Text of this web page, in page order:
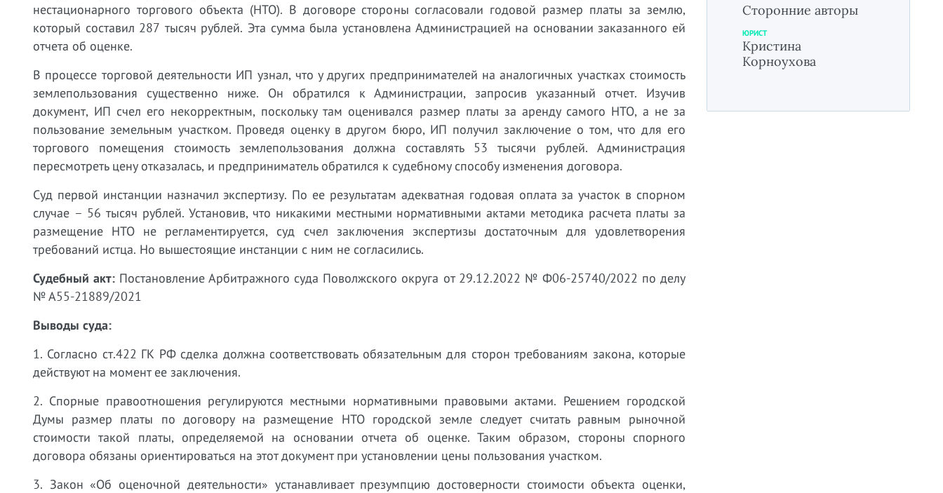
нестационарного торгового объекта (НТО). В договоре стороны согласовали годовой размер платы за землю,
который составил 287 тысяч рублей. Эта сумма была установлена Администрацией на основании заказанного ей
отчета об оценке.
В процессе торговой деятельности ИП узнал, что у других предпринимателей на аналогичных участках стоимость
землепользования существенно ниже. Он обратился к Администрации, запросив указанный отчет. Изучив
документ, ИП счел его некорректным, поскольку там оценивался размер платы за аренду самого НТО, а не за
пользование земельным участком. Проведя оценку в другом бюро, ИП получил заключение о том, что для его
торгового помещения стоимость землепользования должна составлять 53 тысячи рублей. Администрация
пересмотреть цену отказалась, и предприниматель обратился к судебному способу изменения договора.
Суд первой инстанции назначил экспертизу. По ее результатам адекватная годовая оплата за участок в спорном
случае – 56 тысяч рублей. Установив, что никакими местными нормативными актами методика расчета платы за
размещение НТО не регламентируется, суд счел заключения экспертизы достаточным для удовлетворения
требований истца. Но вышестоящие инстанции с ним не согласились.
Судебный акт: Постановление Арбитражного суда Поволжского округа от 29.12.2022 № Ф06-25740/2022 по делу
№ А55-21889/2021
Выводы суда:
1. Согласно ст.422 ГК РФ сделка должна соответствовать обязательным для сторон требованиям закона, которые
действуют на момент ее заключения.
2. Спорные правоотношения регулируются местными нормативными правовыми актами. Решением городской
Думы размер платы по договору на размещение НТО городской земле следует считать равным рыночной
стоимости такой платы, определяемой на основании отчета об оценке. Таким образом, стороны спорного
договора обязаны ориентироваться на этот документ при установлении цены пользования участком.
3. Закон «Об оценочной деятельности» устанавливает презумпцию достоверности стоимости объекта оценки,
Сторонние авторы
ЮРИСТ
Кристина
Корноухова